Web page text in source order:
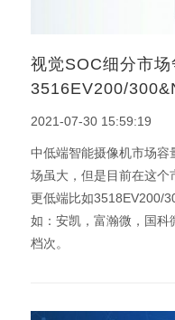
视觉SOC细分市场
3516EV200/
2021-07-30 15:59:19
中低端智能摄像机市场
场虽大，但是目前在这个
更低端比如3518EV200/
如：安凯，富瀚微，国科
档次。